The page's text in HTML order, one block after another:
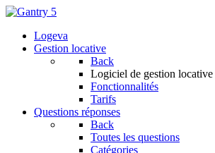
Logeva
Gestion locative
Back
Logiciel de gestion locative
Fonctionnalités
Tarifs
Questions réponses
Back
Toutes les questions
Catégories